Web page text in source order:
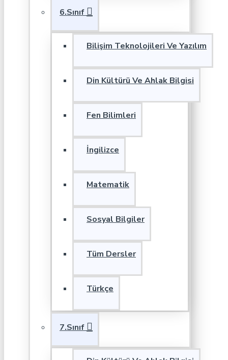
6.Sınıf
Bilişim Teknolojileri Ve Yazılım
Din Kültürü Ve Ahlak Bilgisi
Fen Bilimleri
İngilizce
Matematik
Sosyal Bilgiler
Tüm Dersler
Türkçe
7.Sınıf